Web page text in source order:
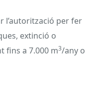
l’autorització per fer
extinció o
fins a 7.000 m3/any o